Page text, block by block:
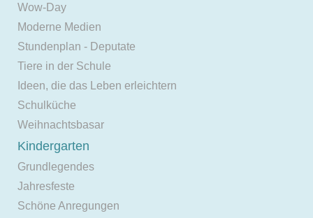
Wow-Day
Moderne Medien
Stundenplan - Deputate
Tiere in der Schule
Ideen, die das Leben erleichtern
Schulküche
Weihnachtsbasar
Kindergarten
Grundlegendes
Jahresfeste
Schöne Anregungen